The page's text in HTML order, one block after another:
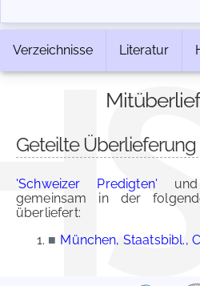
Verzeichnisse Literatur
Geteilte Überlieferung
'Schweizer Predigten'
gemeinsam in der
überliefert:
■ München, Staatsbibl.,